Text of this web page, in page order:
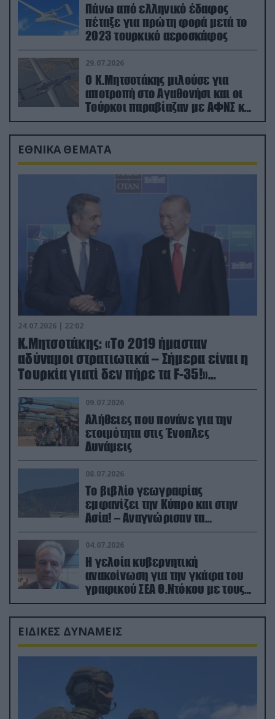
Πάνω από ελληνικό έδαφος
πέταξε για πρώτη φορά μετά το
2023 τουρκικό αεροσκάφος
29.07.2026
Ο Κ.Μητσοτάκης μιλούσε για
αποτροπή στο Αγαθονήσι και οι
Τούρκοι παραβίαζαν με ΑΦΝΣ και
drone
ΕΘΝΙΚΑ ΘΕΜΑΤΑ
24.07.2026 | 22:02
Κ.Μητσοτάκης: «Το 2019 ήμασταν
αδύναμοι στρατιωτικά – Σήμερα είναι η
Τουρκία γιατί δεν πήρε τα F-35!»
(βίντεο)
09.07.2026
Αλήθειες που πονάνε για την
ετοιμότητα στις Ένοπλες
Δυνάμεις
08.07.2026
Το βιβλίο γεωγραφίας
εμφανίζει την Κύπρο και στην
Ασία! – Αναγνώρισαν τα
κατεχόμενα; (φωτο)
04.07.2026
Η γελοία κυβερνητική
ανακοίνωση για την γκάφα του
γραφικού ΣΕΑ Θ.Ντόκου με τους
Ρώσους φαρσέρ
ΕΙΔΙΚΕΣ ΔΥΝΑΜΕΙΣ